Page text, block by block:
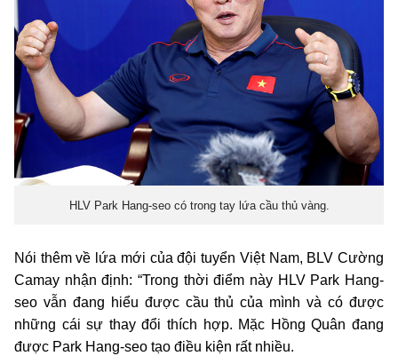
HLV Park Hang-seo có trong tay lứa cầu thủ vàng.
Nói thêm về lứa mới của đội tuyển Việt Nam, BLV Cường
Camay nhận định: “Trong thời điểm này HLV Park Hang-
seo vẫn đang hiểu được cầu thủ của mình và có được
những cái sự thay đổi thích hợp. Mặc Hồng Quân đang
được Park Hang-seo tạo điều kiện rất nhiều.